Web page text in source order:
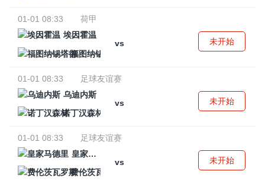
01-01 08:33
荷甲
埃因霍温
vs
福图纳锡塔德
未开始
01-01 08:33
足球友谊赛
乌迪内斯
vs
诺丁汉森林
未开始
01-01 08:33
足球友谊赛
皇家马德里
vs
费伦茨瓦罗斯
未开始